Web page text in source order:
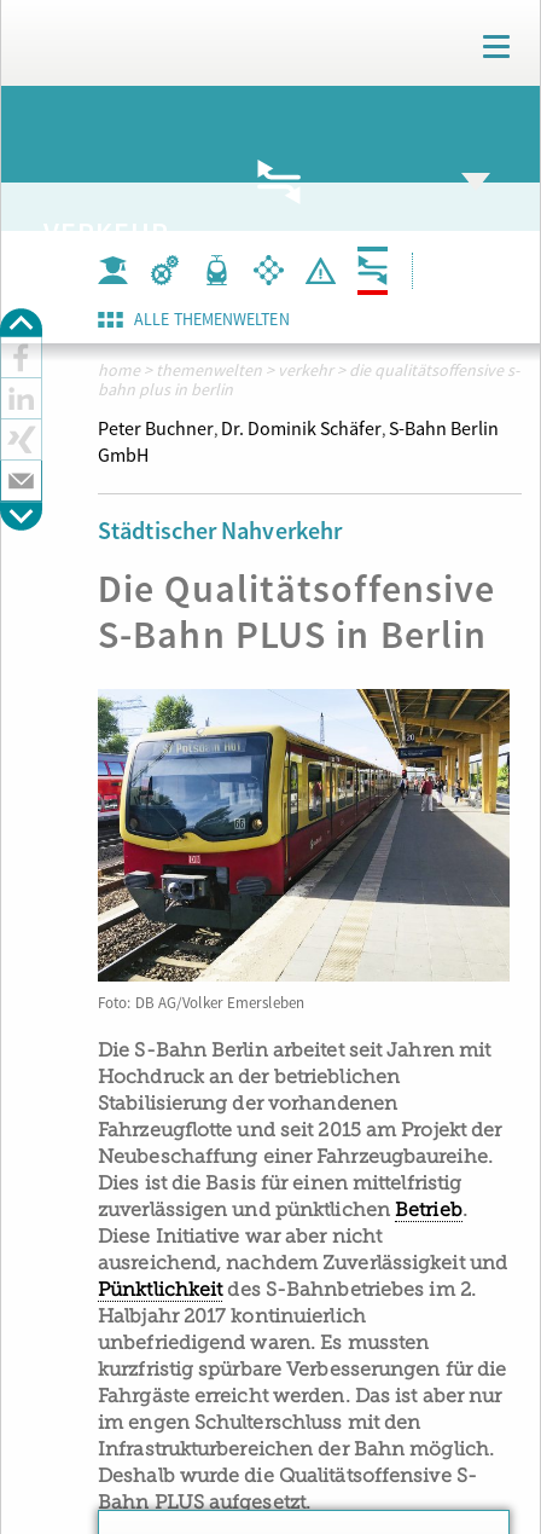
T
o
g
n
v
i
o
VERKEHR
ALLE THEMENWELTEN
home > themenwelten > verkehr >die qualitätsoffensive s-
bahn plus in berlin
Peter Buchner, Dr. Dominik Schäfer,S-Bahn Berlin
GmbH
Städtischer Nahverkehr
Die Qualitätsoffensive
S-Bahn PLUS in Berlin
Foto: DB AG/Volker Emersleben
Die S-Bahn Berlin arbeitet seit Jahren mit
Hochdruck an der betrieblichen
Stabilisierung der vorhandenen
Fahrzeugflotte und seit 2015 am Projekt der
Neubeschaffung einer Fahrzeugbaureihe.
Dies ist die Basis für einen mittelfristig
zuverlässigen und pünktlichenBetrieb.
Diese Initiative war aber nicht
ausreichend, nachdem Zuverlässigkeit und
Pünktlichkeitdes S-Bahnbetriebes im 2.
Halbjahr 2017 kontinuierlich
unbefriedigend waren. Es mussten
kurzfristig spürbare Verbesserungen für die
Fahrgäste erreicht werden. Das ist aber nur
im engen Schulterschluss mit den
Infrastrukturbereichen der Bahn möglich.
Deshalb wurde die Qualitätsoffensive S-
Bahn PLUS aufgesetzt.